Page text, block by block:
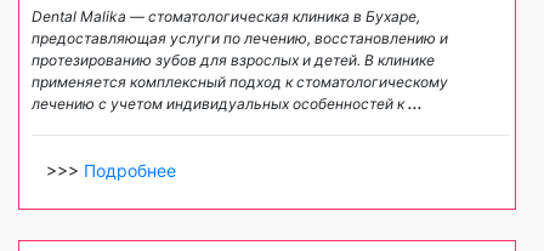
Dental Malika — стоматологическая клиника в Бухаре,
предоставляющая услуги по лечению, восстановлению и
протезированию зубов для взрослых и детей. В клинике
применяется комплексный подход к стоматологическому
лечению с учетом индивидуальных особенностей к...
>>> Подробнее